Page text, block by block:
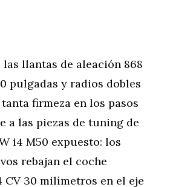
las llantas de aleación 868
pulgadas y radios dobles
firmeza en los pasos
a las piezas de tuning de
i4 M50 expuesto: los
rebajan el coche
CV 30 milímetros en el eje